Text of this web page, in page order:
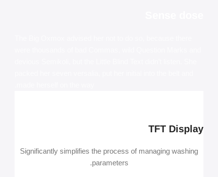
TFT Display
Significantly simplifies the process of managing washing
parameters.